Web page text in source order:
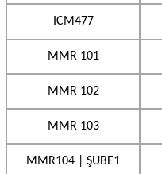
ICM477
MMR 101
MMR 102
MMR 103
MMR104 | ŞUBE1